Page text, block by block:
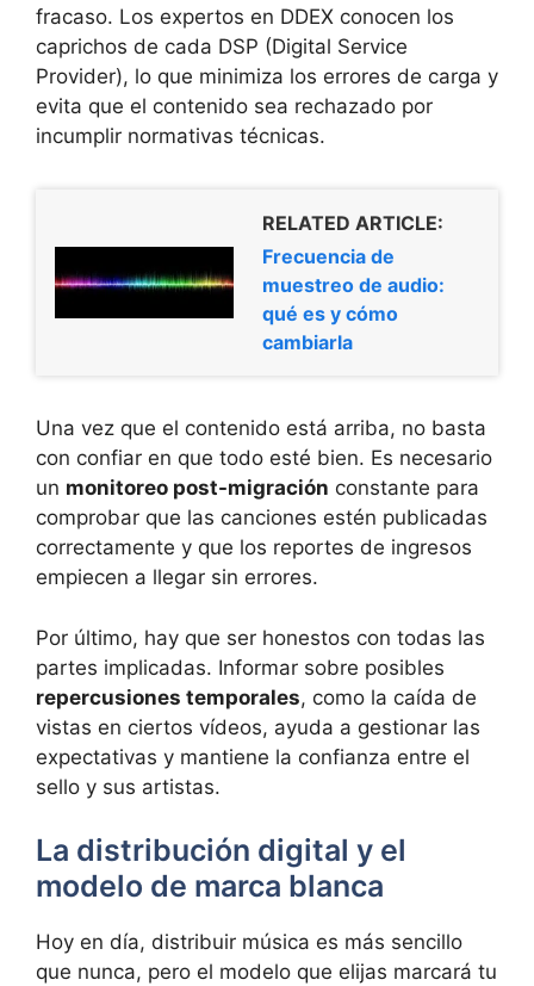
fracaso. Los expertos en DDEX conocen los
caprichos de cada DSP (Digital Service
Provider), lo que minimiza los errores de carga y
evita que el contenido sea rechazado por
incumplir normativas técnicas.
RELATED ARTICLE:
Frecuencia de
muestreo de audio:
qué es y cómo
cambiarla
Una vez que el contenido está arriba, no basta
con confiar en que todo esté bien. Es necesario
un monitoreo post-migración constante para
comprobar que las canciones estén publicadas
correctamente y que los reportes de ingresos
empiecen a llegar sin errores.
Por último, hay que ser honestos con todas las
partes implicadas. Informar sobre posibles
repercusiones temporales, como la caída de
vistas en ciertos vídeos, ayuda a gestionar las
expectativas y mantiene la confianza entre el
sello y sus artistas.
La distribución digital y el
modelo de marca blanca
Hoy en día, distribuir música es más sencillo
que nunca, pero el modelo que elijas marcará tu